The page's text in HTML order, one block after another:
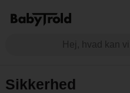
Sikkerhed